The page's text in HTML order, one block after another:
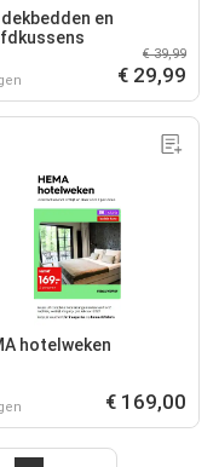
en
€ 39,99
€ 29,99
hotelweken
€ 169,00